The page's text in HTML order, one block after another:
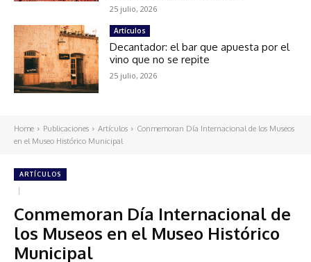
25 julio, 2026
Artículos
Decantador: el bar que apuesta por el
vino que no se repite
25 julio, 2026